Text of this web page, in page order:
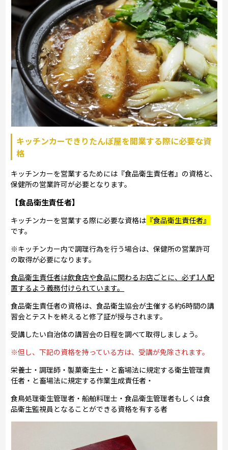
キッチンカーできりたんぽ屋を開業する際に必要な資
格
キッチンカーを営業するためには『食品衛生責任者』の資格と、
保健所の営業許可が必要となります。
【食品衛生責任者】
キッチンカーを営業する際に必要な資格は 『食品衛生責任者』
です。
※キッチンカー内で調理行為を行う場合は、保健所の営業許可
の取得が必要になります。
食品衛生責任者は飲食店や食品に関わるお店ごとに、必ず1人配
置するよう義務付けられています。
食品衛生責任者の資格は、食品衛生協会が主催する約6時間の講
習会とテストを終えると修了証が授与されます。
受講したい自治体の講習会の日程を調べて取得しましょう。
※但し、下記の資格を持っている方は、受講が免除されます。
栄養士・調理師・製菓衛生士・と畜場法に規定する衛生管理責
任者・と畜場法に規定する作業生成責任者・
食鳥処理衛生管理者・船舶料理士・食品衛生管理者もしくは食
品衛生監視員となることができる資格を有する者